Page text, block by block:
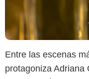
Entre las escenas
protagoniza Adriana